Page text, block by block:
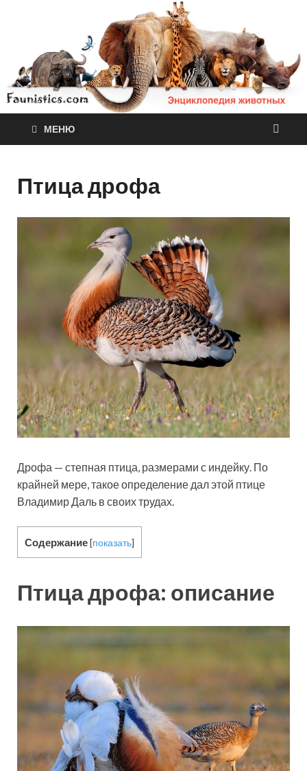
МЕНЮ
Птица дрофа
Дрофа — степная птица, размерами с индейку. По
крайней мере, такое определение дал этой птице
Владимир Даль в своих трудах.
Содержание [показать]
Птица дрофа: описание